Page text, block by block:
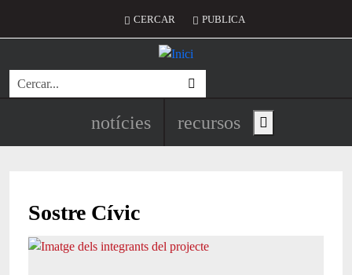
Menú del compte d'usuari
CERCAR PUBLICA
Cerca
Navegació principal de
notícies recursos Show main menu
Sostre Cívic